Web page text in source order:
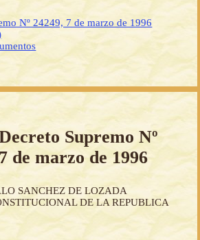
Nº 24249, 7 de marzo de 1996
Supremo Nº
de marzo de 1996
SANCHEZ DE LOZADA
DE LA REPUBLICA